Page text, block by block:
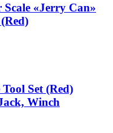
«Jerry Can»
Tool Set (Red)
Winch